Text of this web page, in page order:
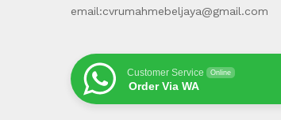
email:cvrumahmebeljaya@gmail.com
Customer Service Online
Order Via WA